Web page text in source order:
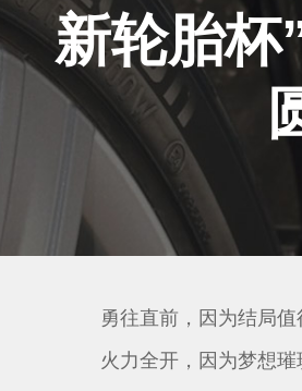
社会责任
新轮胎杯
勇往直前，因为结局值
火力全开，因为梦想璀